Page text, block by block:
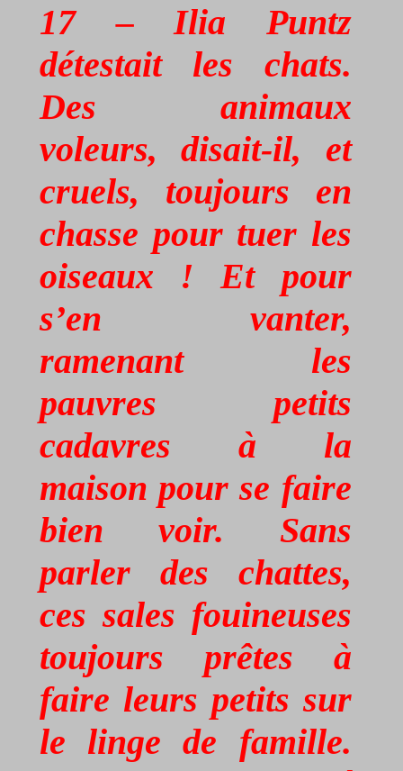
17 – Ilia Puntz
détestait les chats.
Des animaux
voleurs, disait-il, et
cruels, toujours en
chasse pour tuer les
oiseaux ! Et pour
s’en vanter,
ramenant les
pauvres petits
cadavres à la
maison pour se faire
bien voir. Sans
parler des chattes,
ces sales fouineuses
toujours prêtes à
faire leurs petits sur
le linge de famille.